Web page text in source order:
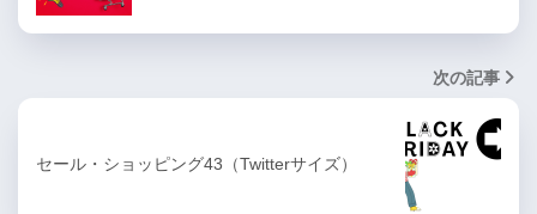
次の記事
セール・ショッピング43（Twitterサイズ）